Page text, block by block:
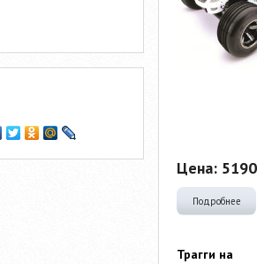
Цена:
Подробнее
Трагги на